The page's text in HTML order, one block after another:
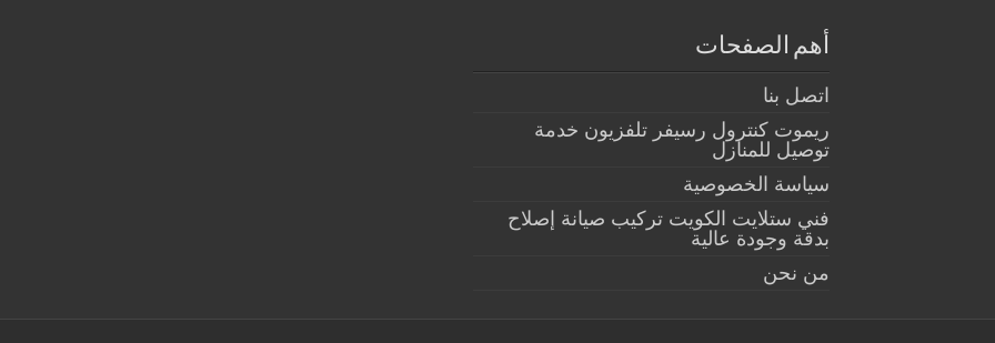
أهم الصفحات
اتصل بنا
ريموت كنترول رسيفر تلفزيون خدمة
توصيل للمنازل
سياسة الخصوصية
فني ستلايت الكويت تركيب صيانة إصلاح
بدقة وجودة عالية
من نحن